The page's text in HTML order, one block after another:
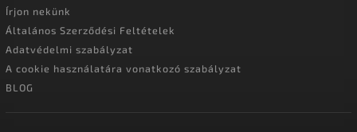
Írjon nekünk
Általános Szerződési Feltételek
Adatvédelmi szabályzat
A cookie használatára vonatkozó szabályzat
BLOG